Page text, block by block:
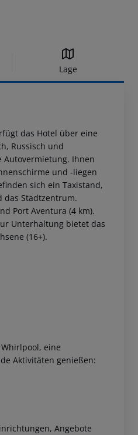
Lage
das Hotel über eine
Russisch und
Ihnen
und -liegen
sich ein Taxistand,
das Stadtzentrum.
Port Aventura (4 km).
Unterhaltung bietet das
(16+).
eine
Aktivitäten genießen:
Angebote